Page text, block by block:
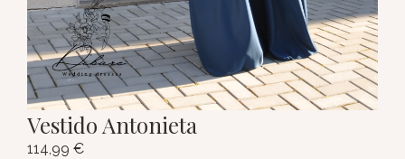
Vestido Antonieta
114,99 €